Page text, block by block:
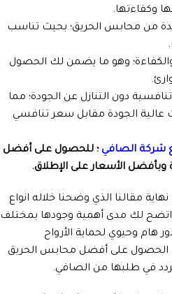
وكفاءتها.
من محابس الحريق؛ بحيث تناسب
والكفاءة؛ وهو ما يضمن لك الحصول
دون التنازل عن الجودة؛ مما
الجودة مقابل سعر تنافسي
شركة الصافي؛ للحصول على أفضل
وبأفضل الأسعار على الإطلاق.
مقالنا الذي وضحنا خلاله انواع
اتضح لك مدى أهمية وجودها بمختلف
هام وحيوي لحماية الأرواح
الحصول على أفضل محابس الحريق
في طلبها من الصافي.